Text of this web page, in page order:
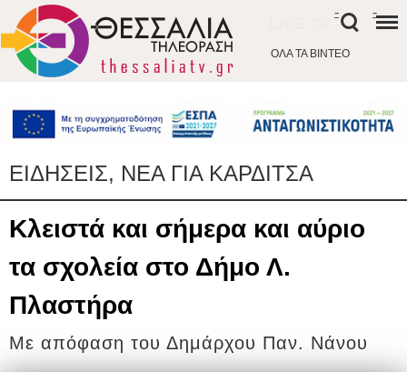
ΟΛΑ ΤΑ ΒΙΝΤΕΟ
- -
ΕΙΔΗΣΕΙΣ, ΝΕΑ ΓΙΑ ΚΑΡΔΙΤΣΑ
Κλειστά και σήμερα και αύριο
τα σχολεία στο Δήμο Λ.
Πλαστήρα
Mε απόφαση του Δημάρχου Παν. Νάνου